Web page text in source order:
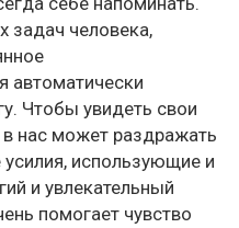
задач человека,
автоматически
Чтобы увидеть свои
в нас может раздражать
использующие и
и увлекательный
помогает чувство